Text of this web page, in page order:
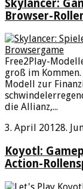
Skylancer:
Browser-
Free2Play-
groß im
Modell zur
die Allianz,...
3. April 20128.
Koyotl:
Action-